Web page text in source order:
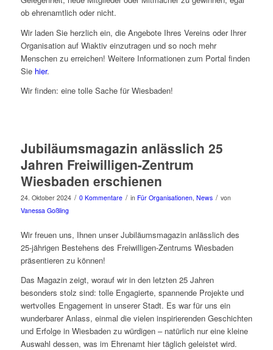
ob ehrenamtlich oder nicht.
Wir laden Sie herzlich ein, die Angebote Ihres Vereins oder Ihrer
Organisation auf Wiaktiv einzutragen und so noch mehr
Menschen zu erreichen! Weitere Informationen zum Portal finden
Sie hier.
Wir finden: eine tolle Sache für Wiesbaden!
Jubiläumsmagazin anlässlich 25
Jahren Freiwilligen-Zentrum
Wiesbaden erschienen
24. Oktober 2024 / 0 Kommentare / in Für Organisationen, News / von
Vanessa Goßling
Wir freuen uns, Ihnen unser Jubiläumsmagazin anlässlich des
25-jährigen Bestehens des Freiwilligen-Zentrums Wiesbaden
präsentieren zu können!
Das Magazin zeigt, worauf wir in den letzten 25 Jahren
besonders stolz sind: tolle Engagierte, spannende Projekte und
wertvolles Engagement in unserer Stadt. Es war für uns ein
wunderbarer Anlass, einmal die vielen inspirierenden Geschichten
und Erfolge in Wiesbaden zu würdigen – natürlich nur eine kleine
Auswahl dessen, was im Ehrenamt hier täglich geleistet wird.